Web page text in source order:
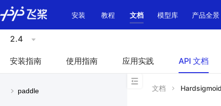
\u200E
安装
教程 文档 模型库 产品全景
2.4
安装指南 使用指南 应用实践 API 文档
paddle 文档